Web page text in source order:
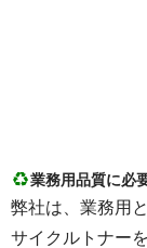
業務用品質に必
弊社は、業務用
サイクルトナー